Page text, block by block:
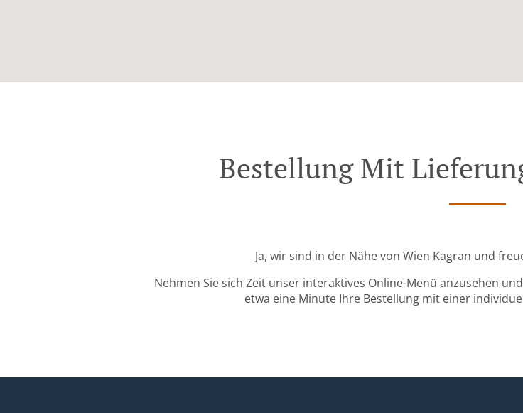
Bestellung Mit
Ja, wir sind in der Nähe von Wien Kagran und
Nehmen Sie sich Zeit unser interaktives Online-Menü anzusehen
etwa eine Minute Ihre Bestellung mit einer